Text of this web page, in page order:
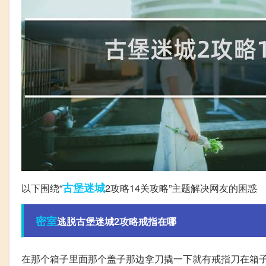
以下围绕“古堡迷城2攻略14关攻略”主题解决网友的困惑
密室逃脱古堡迷城2攻略戒指在哪
在那个箱子里面那个盖子那边拿刀撬一下就有戒指刀在箱